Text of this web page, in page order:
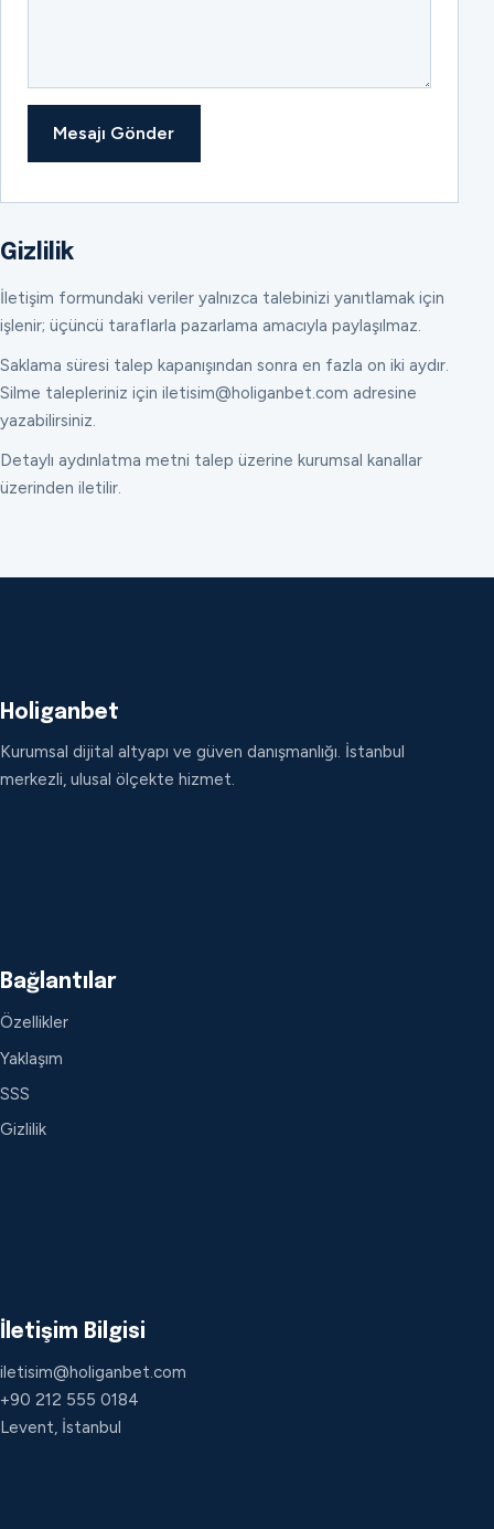
Mesajı Gönder
Gizlilik
İletişim formundaki veriler yalnızca talebinizi yanıtlamak için
işlenir; üçüncü taraflarla pazarlama amacıyla paylaşılmaz.
Saklama süresi talep kapanışından sonra en fazla on iki aydır.
Silme talepleriniz için iletisim@holiganbet.com adresine
yazabilirsiniz.
Detaylı aydınlatma metni talep üzerine kurumsal kanallar
üzerinden iletilir.
Holiganbet
Kurumsal dijital altyapı ve güven danışmanlığı. İstanbul
merkezli, ulusal ölçekte hizmet.
Bağlantılar
Özellikler
Yaklaşım
SSS
Gizlilik
İletişim Bilgisi
iletisim@holiganbet.com
+90 212 555 0184
Levent, İstanbul